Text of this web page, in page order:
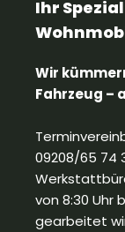
Ihr
Wir
Fahrzeug –
09208/65 74
von 8:30 Uhr
gearbeitet